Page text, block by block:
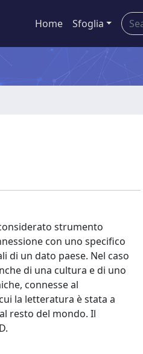
Home Sfoglia
strumento
con uno specifico
di un dato paese. Nel caso
di una cultura e di uno
connesse al
la letteratura è stata a
resto del mondo. Il